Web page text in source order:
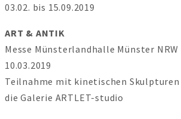
03.02. bis 15.09.2019
ART & ANTIK
Messe Münsterlandhalle Münster NRW
10.03.2019
Teilnahme mit kinetischen
die Galerie ARTLET-studio